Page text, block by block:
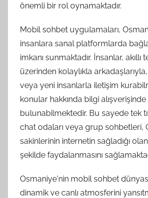
önemli bir rol oynamaktadır.
Mobil sohbet uygulamaları,
insanlara sanal platformlarda
imkanı sunmaktadır. İnsanlar, akıllı
üzerinden kolaylıkla
veya yeni insanlarla iletişim
konular hakkında bilgi alışverişinde
bulunabilmektedir. Bu sayede tek
chat odaları veya grup sohbetleri,
sakinlerinin internetin sağladığı
şekilde faydalanmasını
Osmaniye'nin mobil sohbet
dinamik ve canlı atmosferini